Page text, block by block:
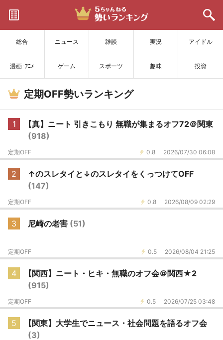
総合 ニュース 雑談 実況 アイドル
漫画･ｱﾆﾒ ゲーム スポーツ 趣味 投資
サイトを更新
定期OFF勢いランキング
1
【真】ニート 引きこもり 無職が集まるオフ72＠関東
(918)
0.8 2026/07/30 06:08
定期OFF
2
↑のスレタイと↓のスレタイをくっつけてOFF
(147)
0.8 2026/08/09 02:29
定期OFF
3 尼崎の老害 (51)
0.5 2026/08/04 21:25
定期OFF
4
【関西】ニート・ヒキ・無職のオフ会＠関西★2
(915)
0.5 2026/07/25 03:48
定期OFF
5
【関東】大学生でニュース・社会問題を語るオフ会
(3)